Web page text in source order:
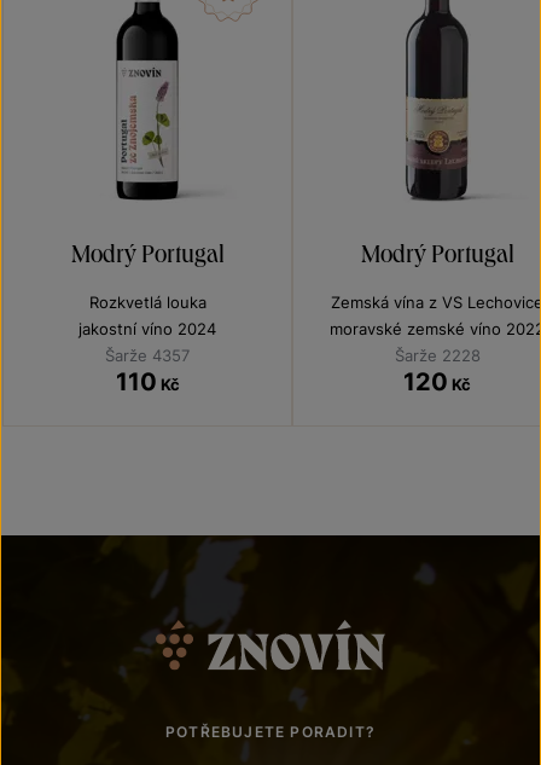
Modrý Portugal
Rozkvetlá louka
jakostní víno 2024
Šarže 4357
110 Kč
Modrý Portugal
Zemská vína z VS
moravské zemské víno
Šarže 2228
120 Kč
POTŘEBUJETE PORADIT?